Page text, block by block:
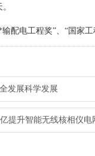
配电工程奖”、“国家
发展科学发展
提升智能无线核相仪电